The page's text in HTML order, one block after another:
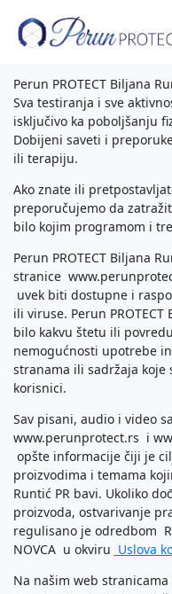
Perun PROTECT Biljana
Sva testiranja i sve
isključivo ka poboljšanju
Dobijeni saveti i
ili terapiju.
Ako znate ili
preporučujemo da
bilo kojim programom i
Perun PROTECT Biljana
stranice
uvek biti dostupne i
ili viruse. Perun
bilo kakvu štetu ili
nemogućnosti upotrebe
stranama ili sadržaja
korisnici.
Sav pisani, audio i video
www.perunprotect.rs i
opšte informacije čiji je
proizvodima i temama
Runtić PR bavi. Ukoliko
proizvoda, ostvarivanje
regulisano je odredbom
NOVCA u okviru Uslova
Na našim web